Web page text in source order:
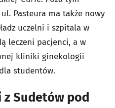
Pasteura ma także nowy
uczelni i szpitala w
leczeni pacjenci, a w
kliniki ginekologii
studentów.
Sudetów pod